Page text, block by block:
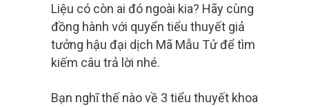
Liệu có còn ai đó ngoài kia? Hãy cùng
đồng hành với quyển tiểu thuyết giả
tưởng hậu đại dịch Mã Mẫu Tử để tìm
kiếm câu trả lời nhé.
Bạn nghĩ thế nào về 3 tiểu thuyết khoa